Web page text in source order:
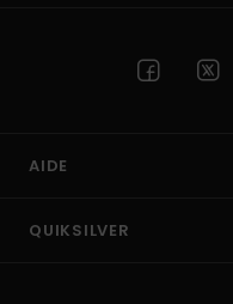
AIDE
QUIKSILVER